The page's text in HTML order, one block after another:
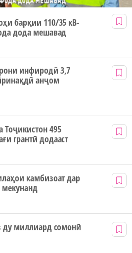
барқии 110/35 кВ-
дода мешавад
инфиродӣ 3,7
анҷом
495
грантӣ додааст
камбизоат дар
ду миллиард сомонӣ